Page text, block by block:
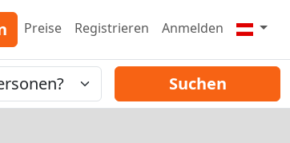
Preise Registrieren Anmelden
Suchen